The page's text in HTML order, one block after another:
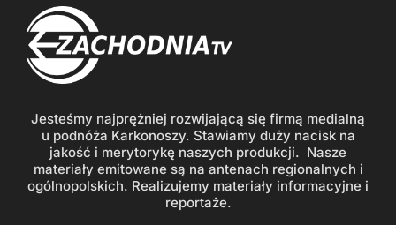
Jesteśmy najprężniej rozwijającą się firmą medialną
u podnóża Karkonoszy. Stawiamy duży nacisk na
jakość i merytorykę naszych produkcji. Nasze
materiały emitowane są na antenach regionalnych i
ogólnopolskich. Realizujemy materiały informacyjne i
reportaże.